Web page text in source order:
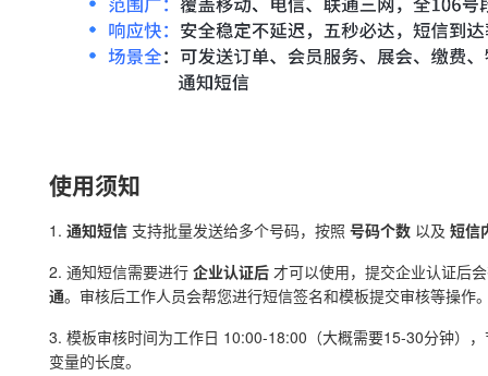
使用须知
1. 通知短信支持批量发送给多个号码，按照 号码个数以及 短信
2. 通知短信需要进行 企业认证后才可以使用，提交企业认证后
通。审核后工作人员会帮您进行短信签名和模板提交审核等操作
3. 模板审核时间为工作日 10:00-18:00（大概需要15-30分钟）
变量的长度。